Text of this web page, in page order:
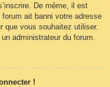
De même, il est
ait banni votre adresse
que vous souhaitez utiliser.
administrateur du forum.
!